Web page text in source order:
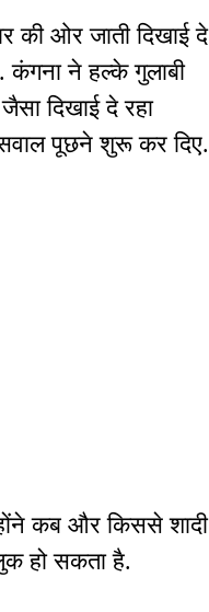
की ओर जाती दिखाई दे
कंगना ने हल्के गुलाबी
दिखाई दे रहा
पूछने शुरू कर दिए.
कब और किससे शादी
हो सकता है.